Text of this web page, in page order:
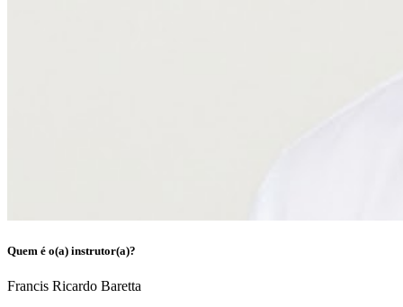
Quem é o(a) instrutor(a)?
Francis Ricardo Baretta